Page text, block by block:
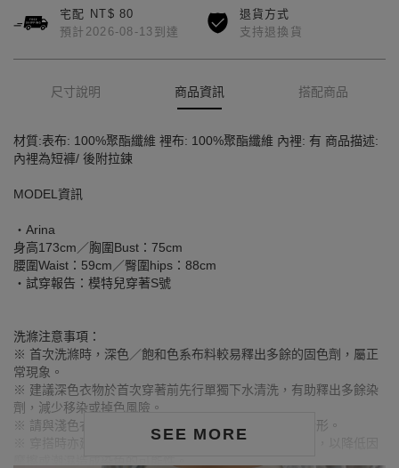
宅配 NT$ 80
預計2026-08-13到達
退貨方式
支持退換貨
尺寸說明 商品資訊 搭配商品
SEE MORE
材質:表布: 100%聚酯纖維 裡布: 100%聚酯纖維 內裡: 有 商品描述:
內裡為短褲/ 後附拉鍊
MODEL資訊
‧Arina
身高173cm／胸圍Bust：75cm
腰圍Waist：59cm／臀圍hips：88cm
‧試穿報告：模特兒穿著S號
洗滌注意事項：
※ 首次洗滌時，深色／飽和色系布料較易釋出多餘的固色劑，屬正
常現象。
※ 建議深色衣物於首次穿著前先行單獨下水清洗，有助釋出多餘染
劑，減少移染或掉色風險。
※ 請與淺色衣物分開洗滌，避免互相染色或產生移染情形。
※ 穿搭時亦建議避免與淺色配件、包款、飾品一同使用，以降低因